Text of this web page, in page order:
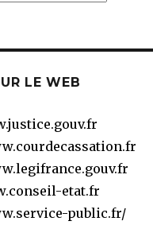
LE WEB
etat.fr
public.fr/